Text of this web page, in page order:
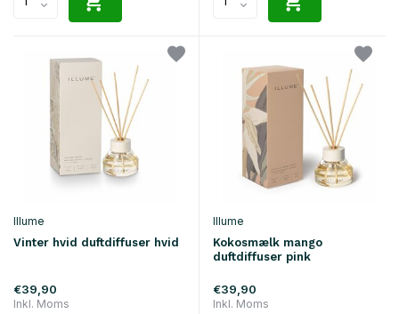
Illume
Vinter hvid duftdiffuser hvid
€39,90
Inkl. Moms
Illume
Kokosmælk mango
duftdiffuser pink
€39,90
Inkl. Moms